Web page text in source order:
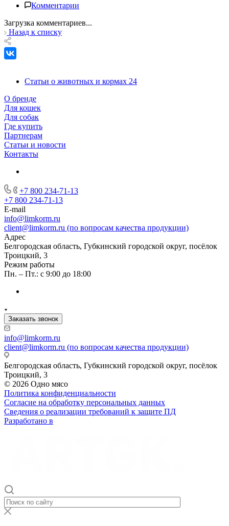
Комментарии
Загрузка комментариев...
Назад к списку
Статьи о животных и кормах 24
О бренде
Для кошек
Для собак
Где купить
Партнерам
Статьи и новости
Контакты
+7 800 234-71-13
+7 800 234-71-13
E-mail
info@limkorm.ru
client@limkorm.ru (по вопросам качества продукции)
Адрес
Белгородская область, Губкинский городской округ, посёлок
Троицкий, 3
Режим работы
Пн. – Пт.: с 9:00 до 18:00
Заказать звонок
info@limkorm.ru
client@limkorm.ru (по вопросам качества продукции)
Белгородская область, Губкинский городской округ, посёлок
Троицкий, 3
© 2026 Одно мясо
Политика конфиденциальности
Согласие на обработку персональных данных
Сведения о реализации требований к защите ПД
Разработано в